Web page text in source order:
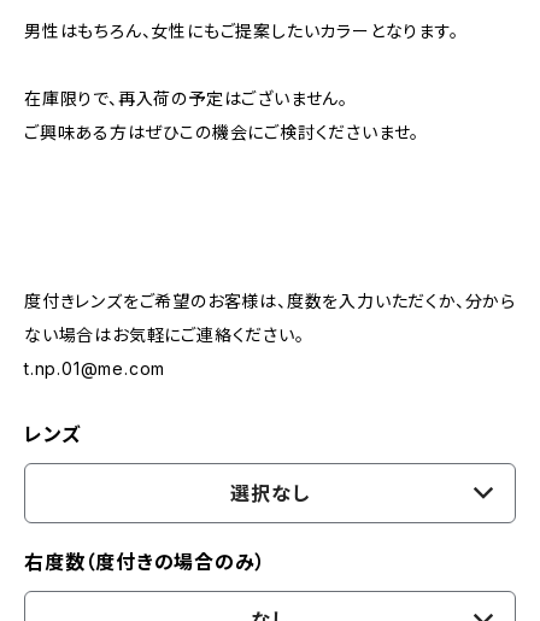
男性はもちろん、女性にもご提案したいカラーとなります。
在庫限りで、再入荷の予定はございません。
ご興味ある方はぜひこの機会にご検討くださいませ。
度付きレンズをご希望のお客様は、度数を入力いただくか、分から
ない場合はお気軽にご連絡ください。
t.np.01@me.com
レンズ
選択なし
右度数（度付きの場合のみ）